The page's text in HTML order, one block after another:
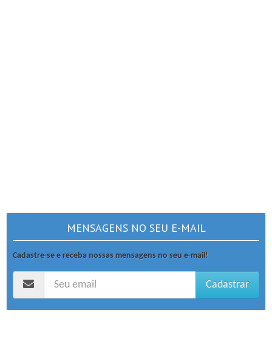
MENSAGENS NO SEU E-MAIL
Cadastre-se e receba nossas mensagens no seu e-mail!
Cadastrar